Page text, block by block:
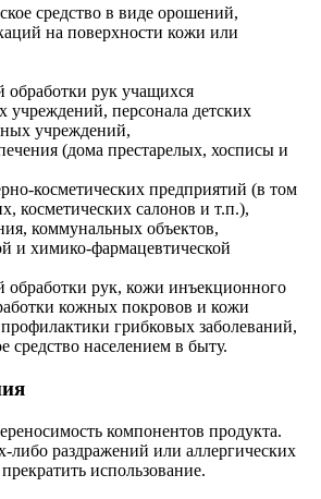
средство в виде орошений,
на поверхности кожи или
обработки рук учащихся
учреждений, персонала детских
учреждений,
(дома престарелых, хосписы и
косметических предприятий (в том
косметических салонов и т.п.),
коммунальных объектов,
и химико-фармацевтической
обработки рук, кожи инъекционного
кожных покровов и кожи
грибковых заболеваний,
средство населением в быту.
компонентов продукта.
либо раздражений или аллергических
использование.